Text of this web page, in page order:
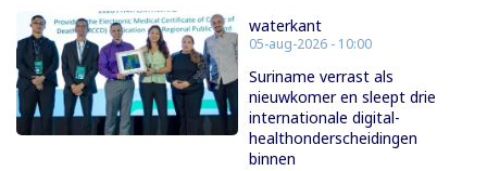
waterkant
05-aug-2026 - 10:00
Suriname verrast als
nieuwkomer en sleept drie
internationale digital-
healthonderscheidingen
binnen